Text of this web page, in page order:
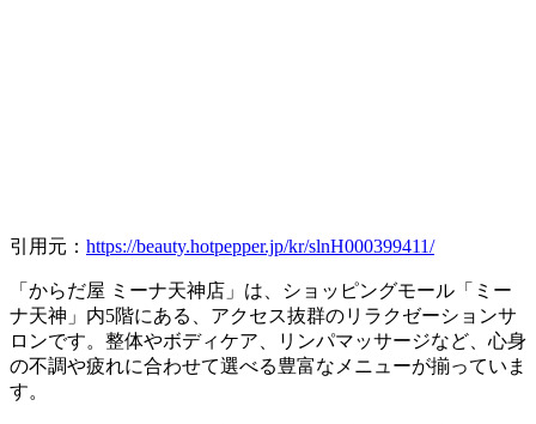
引用元： https://beauty.hotpepper.jp/kr/slnH000399411/
「からだ屋 ミーナ天神店」は、ショッピングモール「ミー
ナ天神」内5階にある、アクセス抜群のリラクゼーションサ
ロンです。整体やボディケア、リンパマッサージなど、心身
の不調や疲れに合わせて選べる豊富なメニューが揃っていま
す。